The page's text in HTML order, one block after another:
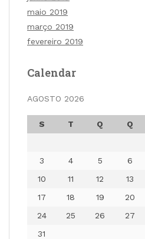
maio 2019
março 2019
fevereiro 2019
Calendar
AGOSTO 2026
S T Q Q
3
4 5 6
10
11 12 13
17
18 19 20
24
25 26 27
31